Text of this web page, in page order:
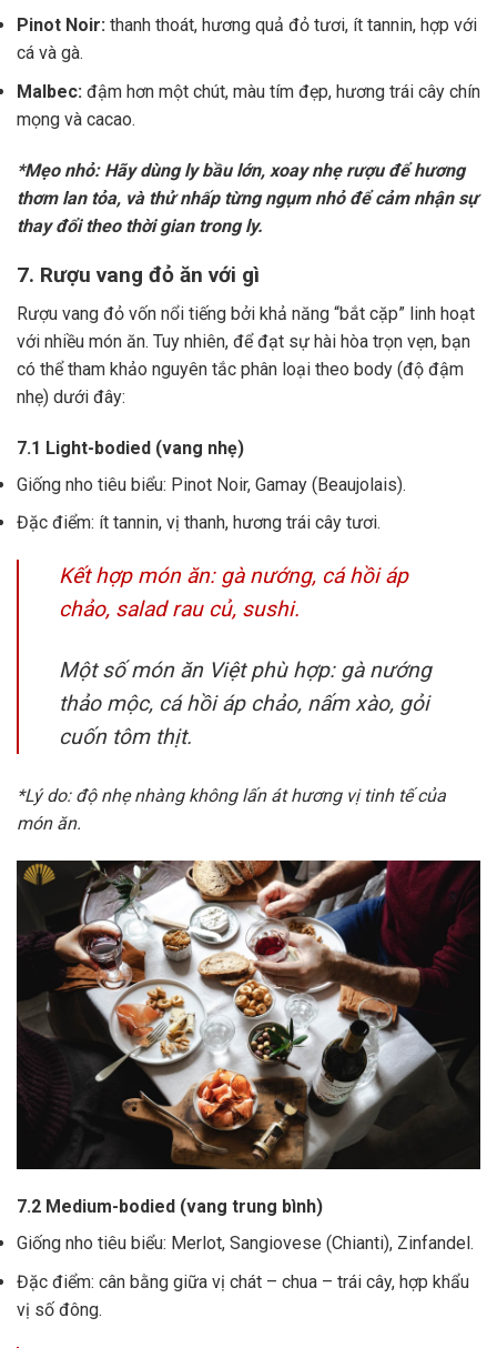
Pinot Noir: thanh thoát, hương quả đỏ tươi, ít tannin, hợp với
cá và gà.
Malbec: đậm hơn một chút, màu tím đẹp, hương trái cây chín
mọng và cacao.
*Mẹo nhỏ: Hãy dùng ly bầu lớn, xoay nhẹ rượu để hương
thơm lan tỏa, và thử nhấp từng ngụm nhỏ để cảm nhận sự
thay đổi theo thời gian trong ly.
7. Rượu vang đỏ ăn với gì
Rượu vang đỏ vốn nổi tiếng bởi khả năng “bắt cặp” linh hoạt
với nhiều món ăn. Tuy nhiên, để đạt sự hài hòa trọn vẹn, bạn
có thể tham khảo nguyên tắc phân loại theo body (độ đậm
nhẹ) dưới đây:
7.1 Light-bodied (vang nhẹ)
Giống nho tiêu biểu: Pinot Noir, Gamay (Beaujolais).
Đặc điểm: ít tannin, vị thanh, hương trái cây tươi.
Kết hợp món ăn: gà nướng, cá hồi áp
chảo, salad rau củ, sushi.
Một số món ăn Việt phù hợp: gà nướng
thảo mộc, cá hồi áp chảo, nấm xào, gỏi
cuốn tôm thịt.
*Lý do: độ nhẹ nhàng không lấn át hương vị tinh tế của
món ăn.
7.2 Medium-bodied (vang trung bình)
Giống nho tiêu biểu: Merlot, Sangiovese (Chianti), Zinfandel.
Đặc điểm: cân bằng giữa vị chát – chua – trái cây, hợp khẩu
vị số đông.